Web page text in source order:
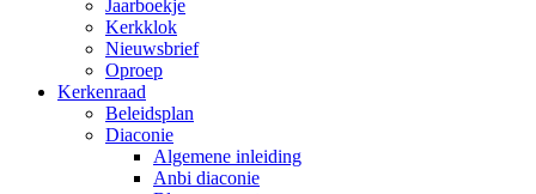
Jaarboekje
Kerkklok
Nieuwsbrief
Oproep
Kerkenraad
Beleidsplan
Diaconie
Algemene inleiding
Anbi diaconie